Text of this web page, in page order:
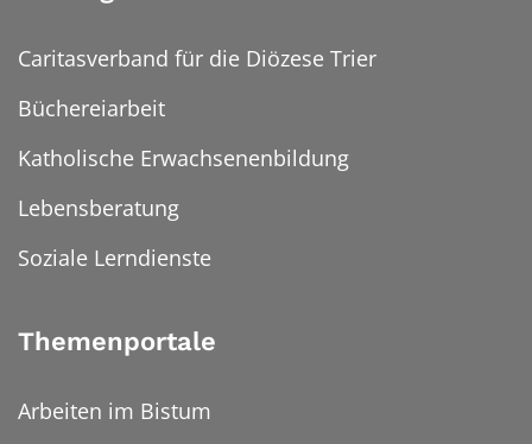
Caritasverband für die Diözese Trier
Büchereiarbeit
Katholische Erwachsenenbildung
Lebensberatung
Soziale Lerndienste
Themenportale
Arbeiten im Bistum